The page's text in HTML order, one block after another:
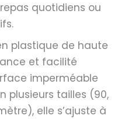
quotidiens ou
plastique de haute
et facilité
imperméable
plusieurs tailles (90,
elle s’ajuste à